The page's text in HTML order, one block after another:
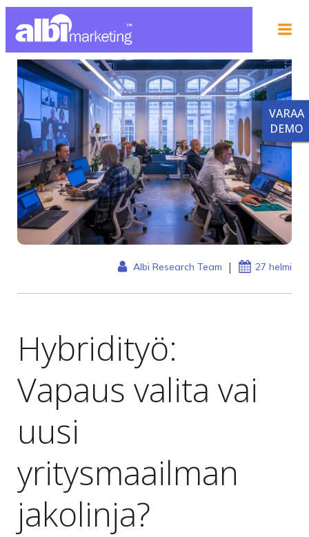
Albi Research Team | 27 helmi
Hybridityö:
Vapaus valita vai
uusi
yritysmaailman
jakolinja?
VARAA
DEMO